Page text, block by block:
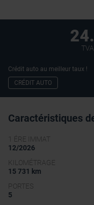
Crédit auto au meilleur taux !
CRÉDIT AUTO
Caractéristiques
1 ÉRE IMMAT
12/2026
KILOMÉTRAGE
15 731 km
PORTES
5